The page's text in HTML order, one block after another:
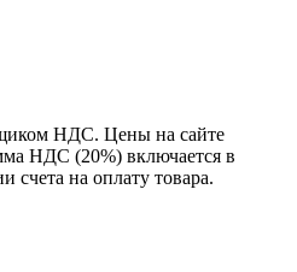
НДС. Цены на сайте
НДС (20%) включается в
счета на оплату товара.